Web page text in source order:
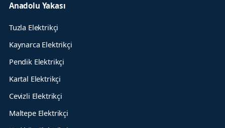
Anadolu Yakası
Tuzla Elektrikçi
Kaynarca Elektrikçi
Pendik Elektrikçi
Kartal Elektrikçi
Cevizli Elektrikçi
Maltepe Elektrikçi